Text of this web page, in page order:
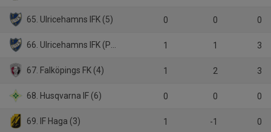
65. Ulricehamns IFK (5) 0 0 0
66. Ulricehamns IFK (P18) 1 1 3
67. Falköpings FK (4) 1 2 3
68. Husqvarna IF (6) 0 0 0
69. IF Haga (3) 1 -1 0